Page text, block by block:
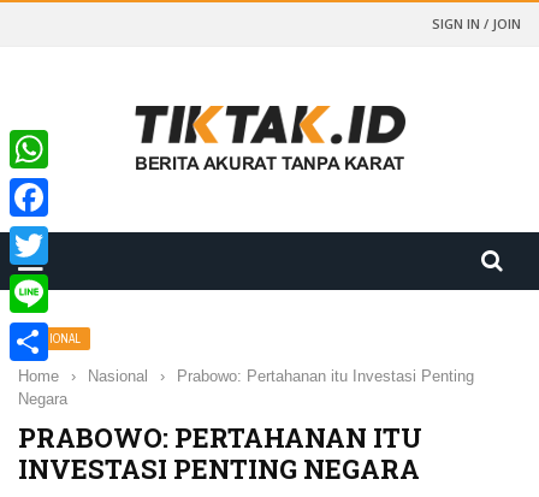
SIGN IN / JOIN
NASIONAL
Home › Nasional ›
Prabowo: Pertahanan itu Investasi Penting
Negara
PRABOWO: PERTAHANAN ITU
INVESTASI PENTING NEGARA
WhatsApp
Facebook
Twitter
Line
Share